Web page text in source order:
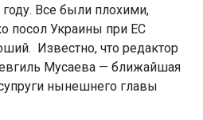
Все были плохими,
посол Украины при ЕС
Известно, что редактор
Мусаева — ближайшая
нынешнего главы